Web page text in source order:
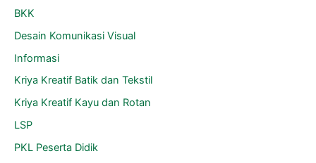
BKK
Desain Komunikasi Visual
Informasi
Kriya Kreatif Batik dan Tekstil
Kriya Kreatif Kayu dan Rotan
LSP
PKL Peserta Didik